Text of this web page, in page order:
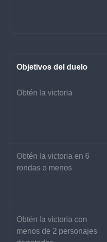
Objetivos del duelo
Obtén la victoria
Obtén la victoria en 6
rondas o menos
Obtén la victoria con
menos de 2 personajes